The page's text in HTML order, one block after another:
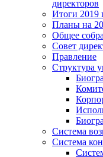
директоров
Итоги 2019
Планы на
Общее
Совет
Правление
Структура
Система
Система